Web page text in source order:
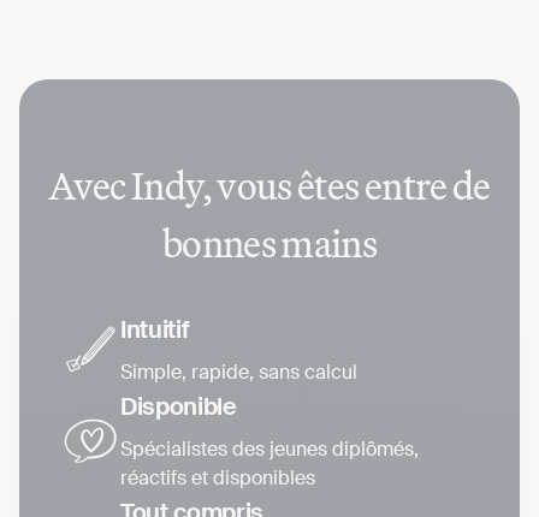
Avec Indy, vous êtes entre de
bonnes mains
Intuitif
Simple, rapide, sans calcul
Disponible
Spécialistes des jeunes diplômés,
réactifs et disponibles